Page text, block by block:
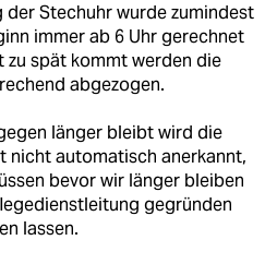
der Stechuhr wurde zumindest
immer ab 6 Uhr gerechnet
zu spät kommt werden die
abgezogen.
länger bleibt wird die
nicht automatisch anerkannt,
bevor wir länger bleiben
gegründen
lassen.